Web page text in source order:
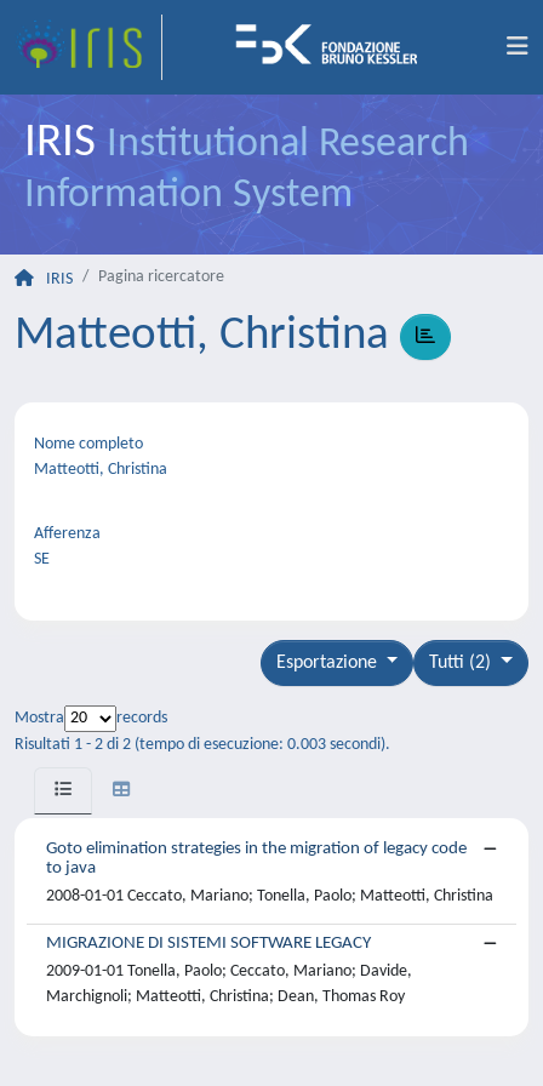
IRIS Institutional Research
Information System
IRIS Pagina ricercatore
Matteotti, Christina
Nome completo
Matteotti, Christina
Afferenza
SE
Tutti (2)
Esportazione
Mostra
records
Risultati 1 - 2 di 2 (tempo di esecuzione: 0.003 secondi).
Goto elimination strategies in the migration of legacy code
to java
2008-01-01 Ceccato, Mariano; Tonella, Paolo; Matteotti, Christina
MIGRAZIONE DI SISTEMI SOFTWARE LEGACY
2009-01-01 Tonella, Paolo; Ceccato, Mariano; Davide,
Marchignoli; Matteotti, Christina; Dean, Thomas Roy